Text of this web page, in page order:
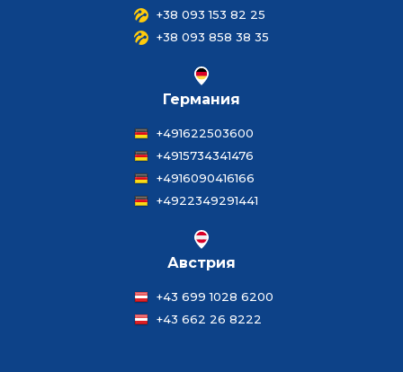
+38 093 153 82 25
+38 093 858 38 35
Германия
+491622503600
+4915734341476
+4916090416166
+4922349291441
Австрия
+43 699 1028 6200
+43 662 26 8222